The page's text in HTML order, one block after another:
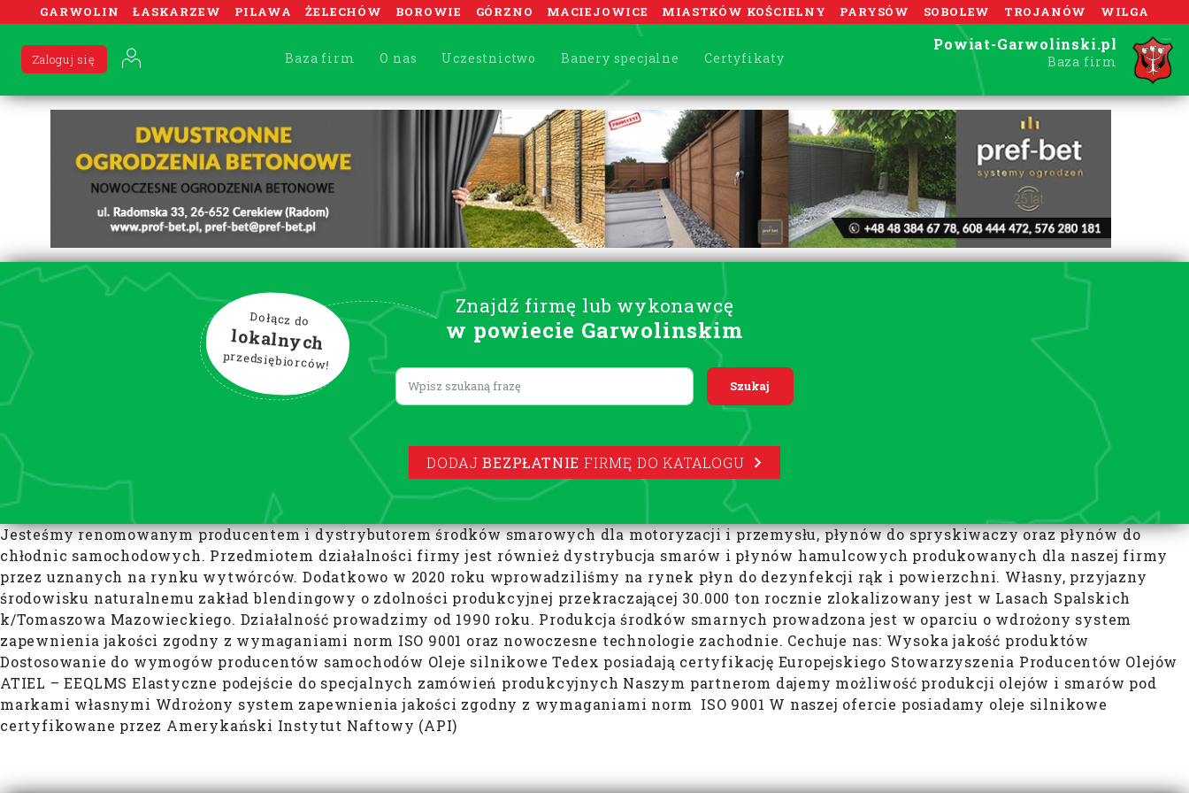
GARWOLIN ŁASKARZEW PILAWA ŻELECHÓW BOROWIE GÓRZNO MACIEJOWICE MIASTKÓW KOŚCIELNY PARYSÓW SOBOLEW TROJANÓW WILGA
Baza firm O nas Uczestnictwo Banery specjalne Certyfikaty
Zaloguj się
Powiat-Garwolinski.pl
Baza firm
Znajdź firmę lub wykonawcę
w powiecie Garwolinskim
Dołącz do
lokalnych
przedsiębiorców!
Lorem ipsum
DODAJBEZPŁATNIE FIRMĘ DO KATALOGU
Jesteśmy renomowanym producentem i dystrybutorem środków smarowych dla motoryzacji i przemysłu, płynów do spryskiwaczy oraz płynów do
chłodnic samochodowych. Przedmiotem działalności firmy jest również dystrybucja smarów i płynów hamulcowych produkowanych dla naszej firmy
przez uznanych na rynku wytwórców. Dodatkowo w 2020 roku wprowadziliśmy na rynek płyn do dezynfekcji rąk i powierzchni. Własny, przyjazny
środowisku naturalnemu zakład blendingowy o zdolności produkcyjnej przekraczającej 30.000 ton rocznie zlokalizowany jest w Lasach Spalskich
k/Tomaszowa Mazowieckiego. Działalność prowadzimy od 1990 roku. Produkcja środków smarnych prowadzona jest w oparciu o wdrożony system
zapewnienia jakości zgodny z wymaganiami norm ISO 9001 oraz nowoczesne technologie zachodnie. Cechuje nas: Wysoka jakość produktów
Dostosowanie do wymogów producentów samochodów Oleje silnikowe Tedex posiadają certyfikację Europejskiego Stowarzyszenia Producentów Olejów
ATIEL – EEQLMS Elastyczne podejście do specjalnych zamówień produkcyjnych Naszym partnerom dajemy możliwość produkcji olejów i smarów pod
markami własnymi Wdrożony system zapewnienia jakości zgodny z wymaganiami norm ISO 9001 W naszej ofercie posiadamy oleje silnikowe
certyfikowane przez Amerykański Instytut Naftowy (API)